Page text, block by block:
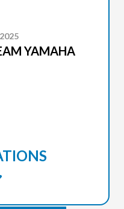
YAMAHA